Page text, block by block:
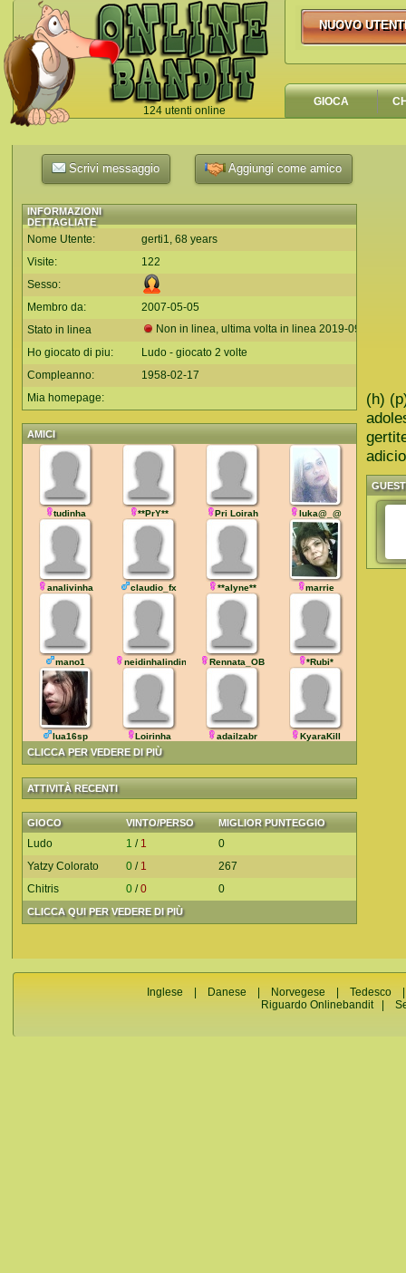
124 utenti online
`
NUOVO
NUOVO
GIOCA
Scrivi messaggio Aggiungi come amico
INFORMAZIONI
DETTAGLIATE
Nome Utente:
gerti1, 68 years
Visite:
122
Sesso:
Membro da:
2007-05-05
Stato in linea
Non in linea, ultima volta in linea 2019-09-10
Ho giocato di piu:
Ludo - giocato 2 volte
Compleanno:
1958-02-17
Mia homepage:
AMICI
CLICCA PER VEDERE DI PIÙ
tudinha **PrY** Pri Loirah luka@_@
analivinha claudio_fx **alyne** marrie
mano1 neidinhalindinha Rennata_OB *Rubi*
lua16sp Loirinha adailzabr KyaraKill
ATTIVITÀ RECENTI
GIOCO VINTO/PERSO MIGLIOR PUNTEGGIO
CLICCA QUI PER VEDERE DI PIÙ
Ludo 1 / 1
0
Yatzy Colorato
0 / 1
267
Chitris
0 /0 0
(h)
Inglese Danese Norvegese |Tedesco
Riguardo Onlinebandit|